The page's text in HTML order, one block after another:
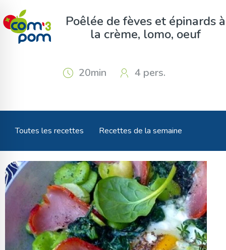
Poêlée de fèves et épinards à
la crème, lomo, oeuf
20min 4 pers.
Toutes les recettes Recettes de la semaine